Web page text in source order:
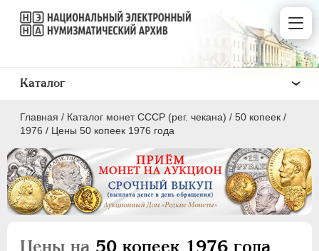
Главная / Каталог монет СССР (рег. чекана) / 50 копеек /
1976 / Цены 50 копеек 1976 года
Цены на 50 копеек 1976 года
Каталог
ПОЛКОПЕЙКИ
2 КОПЕЙКИ